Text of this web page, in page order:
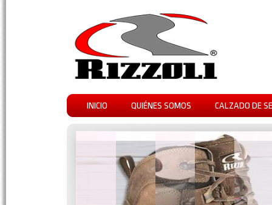
INICIO QUIÉNES SOMOS CALZADO DE